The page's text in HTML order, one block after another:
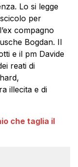
Lo si legge
per
compagno
Bogdan. Il
e il pm Davide
reati di
illecita e di
che taglia il